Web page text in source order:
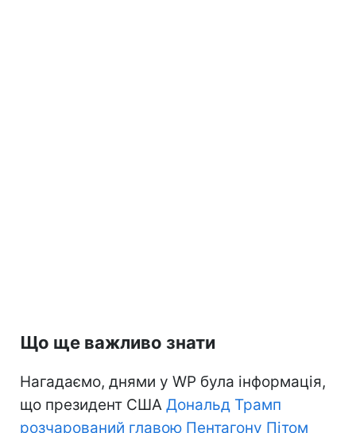
Що ще важливо знати
Нагадаємо, днями у WP була інформація,
що президент США Дональд Трамп
розчарований главою Пентагону Пітом